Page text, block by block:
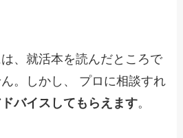
、就活本を読んだところで
。しかし、 プロに相談すれ
バイスしてもらえます。